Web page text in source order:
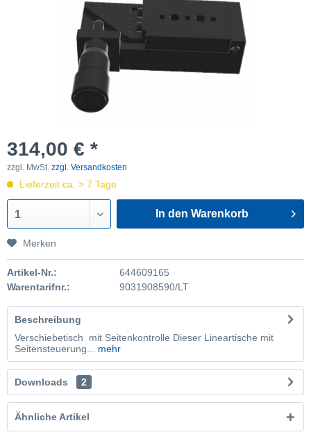
314,00 € *
zzgl. MwSt. zzgl. Versandkosten
Lieferzeit ca. > 7 Tage
1 In den Warenkorb
Merken
Artikel-Nr.:
644609165
Warentarifnr.:
9031908590/LT
Beschreibung
Verschiebetisch mit Seitenkontrolle Dieser Lineartische mit
Seitensteuerung...
mehr
Downloads 2
Ähnliche Artikel